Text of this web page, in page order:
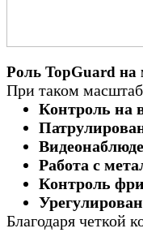
Роль TopGuard на
При таком
Контроль на
Работа с
Контроль
Благодаря четкой